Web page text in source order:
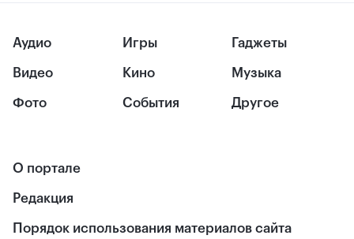
Аудио
Видео
Фото
Игры
Кино
События
Гаджеты
Музыка
Другое
О портале
Редакция
Порядок использования материалов сайта